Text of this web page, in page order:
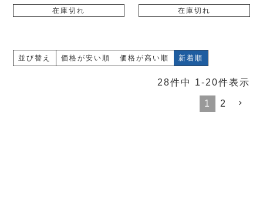
在庫切れ 在庫切れ
並び替え 価格が安い順 価格が高い順 新着順
28件中 1-20件表示
1 2